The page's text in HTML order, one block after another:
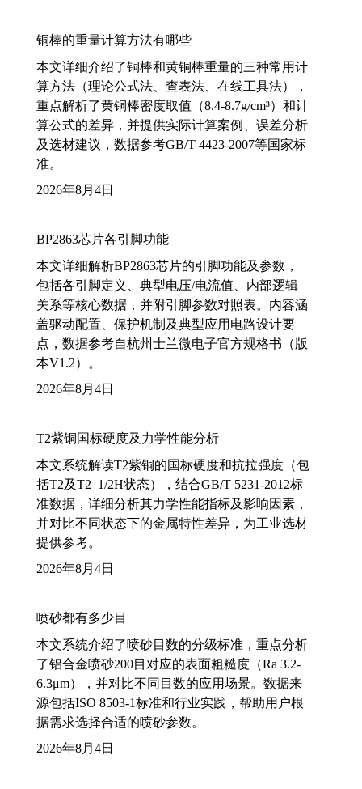
铜棒的重量计算方法有哪些
本文详细介绍了铜棒和黄铜棒重量的三种常用计
算方法（理论公式法、查表法、在线工具法），
重点解析了黄铜棒密度取值（8.4-8.7g/cm³）和计
算公式的差异，并提供实际计算案例、误差分析
及选材建议，数据参考GB/T 4423-2007等国家标
准。
2026年8月4日
BP2863芯片各引脚功能
本文详细解析BP2863芯片的引脚功能及参数，
包括各引脚定义、典型电压/电流值、内部逻辑
关系等核心数据，并附引脚参数对照表。内容涵
盖驱动配置、保护机制及典型应用电路设计要
点，数据参考自杭州士兰微电子官方规格书（版
本V1.2）。
2026年8月4日
T2紫铜国标硬度及力学性能分析
本文系统解读T2紫铜的国标硬度和抗拉强度（包
括T2及T2_1/2H状态），结合GB/T 5231-2012标
准数据，详细分析其力学性能指标及影响因素，
并对比不同状态下的金属特性差异，为工业选材
提供参考。
2026年8月4日
喷砂都有多少目
本文系统介绍了喷砂目数的分级标准，重点分析
了铝合金喷砂200目对应的表面粗糙度（Ra 3.2-
6.3μm），并对比不同目数的应用场景。数据来
源包括ISO 8503-1标准和行业实践，帮助用户根
据需求选择合适的喷砂参数。
2026年8月4日